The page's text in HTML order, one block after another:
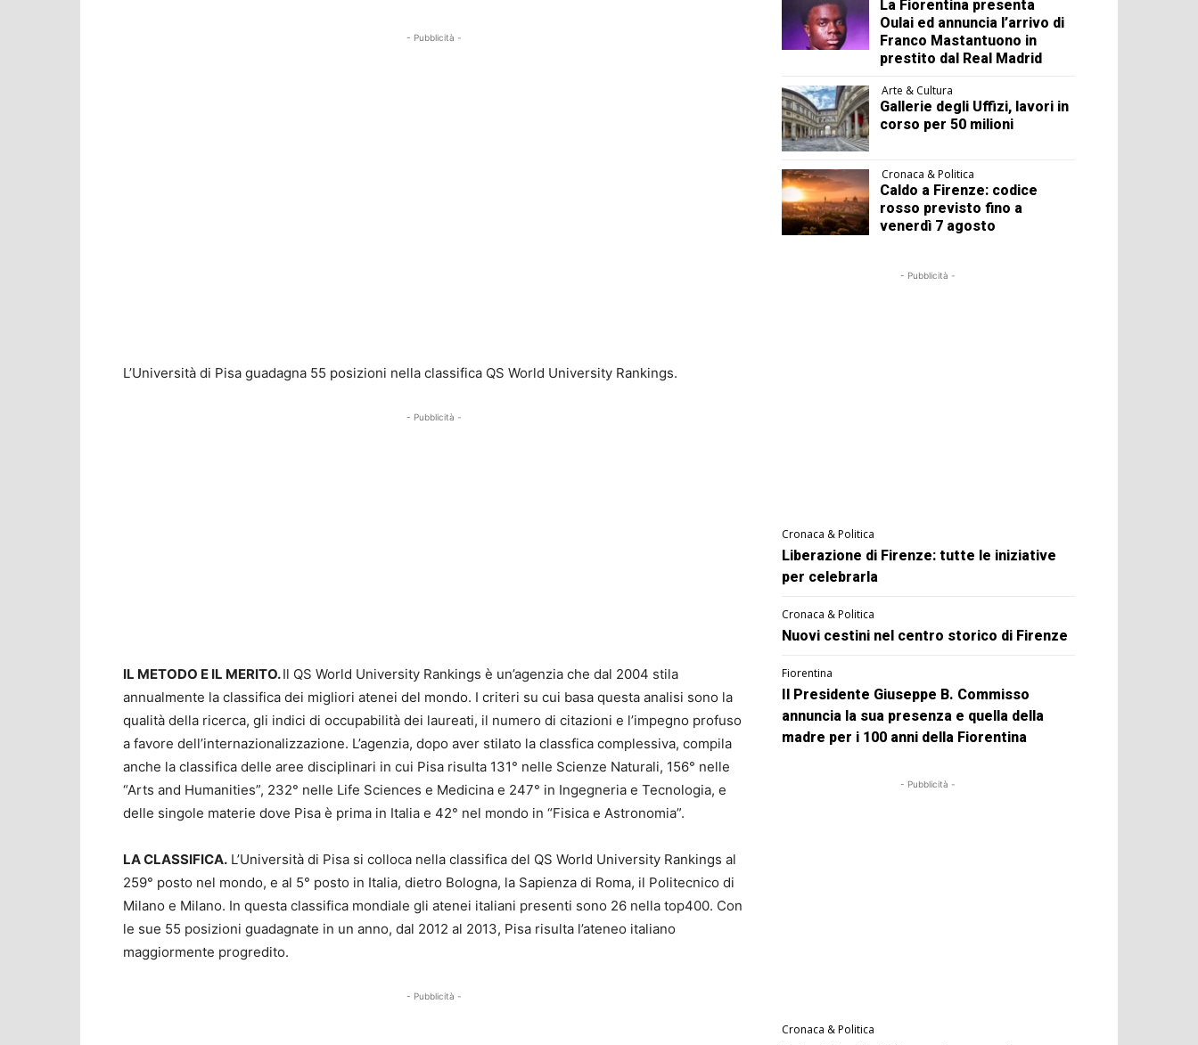
- Pubblicità -
L’Università di Pisa guadagna 55 posizioni nella classifica QS World University Rankings.
- Pubblicità -
IL METODO E IL MERITO.Il QS World University Rankings è un’agenzia che dal 2004 stila
annualmente la classifica dei migliori atenei del mondo. I criteri su cui basa questa analisi sono la
qualità della ricerca, gli indici di occupabilità dei laureati, il numero di citazioni e l’impegno profuso
a favore dell’internazionalizzazione. L’agenzia, dopo aver stilato la classfica complessiva, compila
anche la classifica delle aree disciplinari in cui Pisa risulta 131° nelle Scienze Naturali, 156° nelle
“Arts and Humanities”, 232° nelle Life Sciences e Medicina e 247° in Ingegneria e Tecnologia, e
delle singole materie dove Pisa è prima in Italia e 42° nel mondo in “Fisica e Astronomia”.
LA CLASSIFICA. L’Università di Pisa si colloca nella classifica del QS World University Rankings al
259° posto nel mondo, e al 5° posto in Italia, dietro Bologna, la Sapienza di Roma, il Politecnico di
Milano e Milano. In questa classifica mondiale gli atenei italiani presenti sono 26 nella top400. Con
le sue 55 posizioni guadagnate in un anno, dal 2012 al 2013, Pisa risulta l’ateneo italiano
maggiormente progredito.
- Pubblicità -
La Fiorentina presenta
Oulai ed annuncia l’arrivo di
Franco Mastantuono in
prestito dal Real Madrid
Arte & Cultura
Gallerie degli Uffizi, lavori in
corso per 50 milioni
Cronaca & Politica
Caldo a Firenze: codice
rosso previsto fino a
venerdì 7 agosto
- Pubblicità -
Cronaca & Politica
Liberazione di Firenze: tutte le iniziative
per celebrarla
Cronaca & Politica
Nuovi cestini nel centro storico di Firenze
Fiorentina
Il Presidente Giuseppe B. Commisso
annuncia la sua presenza e quella della
madre per i 100 anni della Fiorentina
- Pubblicità -
Cronaca & Politica